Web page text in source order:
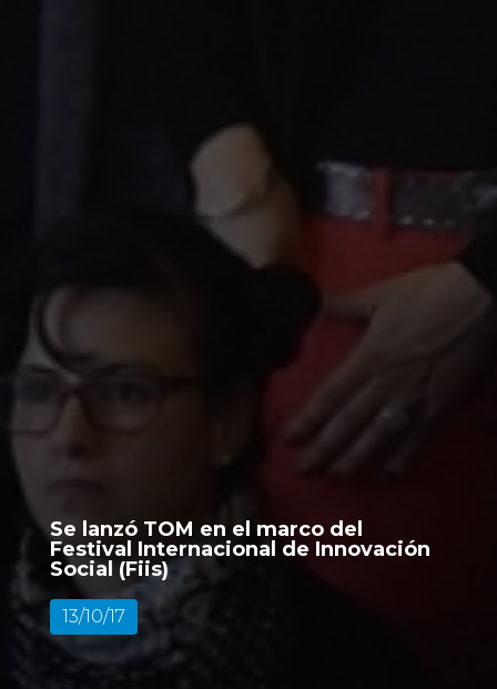
Se lanzó TOM en el marco del
Festival Internacional de Innovación
Social (Fiis)
13/10/17